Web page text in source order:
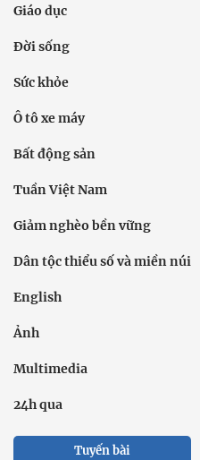
Giáo dục
Đời sống
Sức khỏe
Ô tô xe máy
Bất động sản
Tuần Việt Nam
Giảm nghèo bền vững
Dân tộc thiểu số và miền núi
English
Ảnh
Multimedia
24h qua
Tuyến bài